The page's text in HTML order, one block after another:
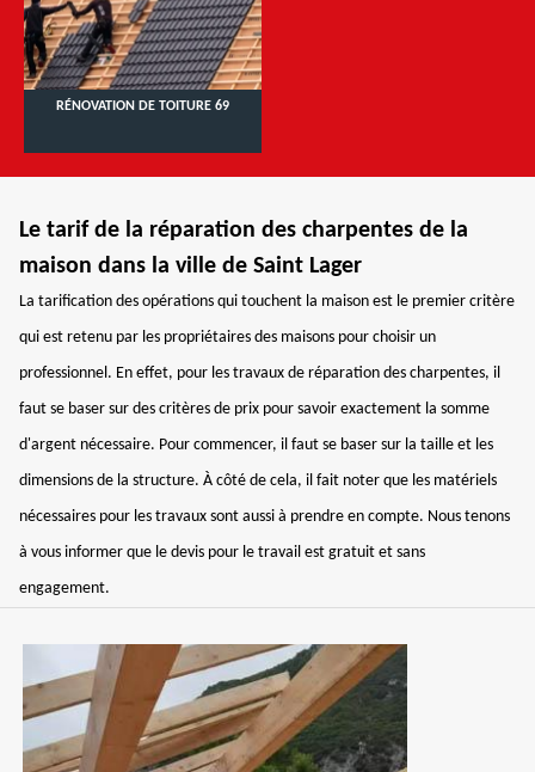
RÉNOVATION DE TOITURE 69
Le tarif de la réparation des charpentes de la
maison dans la ville de Saint Lager
La tarification des opérations qui touchent la maison est le premier critère
qui est retenu par les propriétaires des maisons pour choisir un
professionnel. En effet, pour les travaux de réparation des charpentes, il
faut se baser sur des critères de prix pour savoir exactement la somme
d'argent nécessaire. Pour commencer, il faut se baser sur la taille et les
dimensions de la structure. À côté de cela, il fait noter que les matériels
nécessaires pour les travaux sont aussi à prendre en compte. Nous tenons
à vous informer que le devis pour le travail est gratuit et sans
engagement.